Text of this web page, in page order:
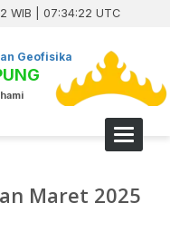
WIB | 07:34:22 UTC
Geofisika
Toggle
Maret 2025